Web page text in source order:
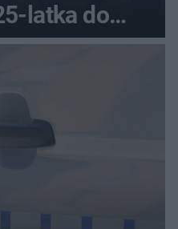
latka do